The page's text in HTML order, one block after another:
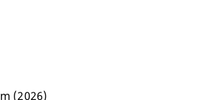
(2026)